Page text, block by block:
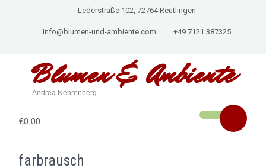
Lederstraße 102, 72764 Reutlingen
info@blumen-und-ambiente.com +49 7121 387325
Blumen & Ambiente
Andrea Nehrenberg
€0,00
farbrausch